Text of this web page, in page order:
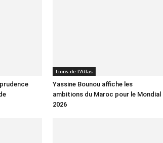
Lions de l'Atlas
Yassine Bounou affiche les
ambitions du Maroc pour le Mondial
2026